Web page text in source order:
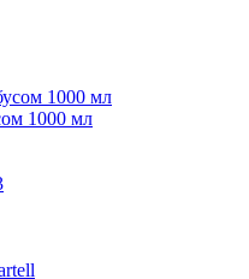
1000 мл